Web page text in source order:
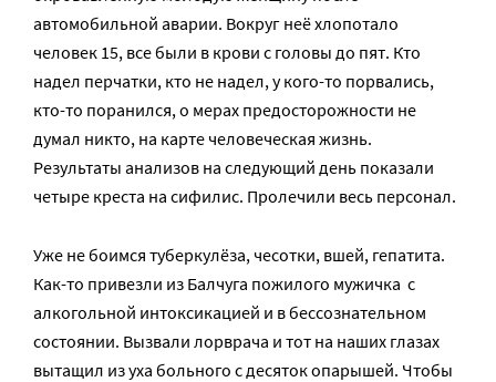
автомобильной аварии. Вокруг неё хлопотало
человек 15, все были в крови с головы до пят. Кто
надел перчатки, кто не надел, у кого-­то порвались,
кто-­то поранился, о мерах предосторожности не
думал никто, на карте человеческая жизнь.
Результаты анализов на следующий день показали
четыре креста на сифилис. Пролечили весь персонал.
Уже не боимся туберкулёза, чесотки, вшей, гепатита.
Как-­то привезли из Балчуга пожилого мужичка ­ с
алкогольной интоксикацией и в бессознательном
состоянии. Вызвали лор­врача и тот на наших глазах
вытащил из уха больного с десяток опарышей. Чтобы